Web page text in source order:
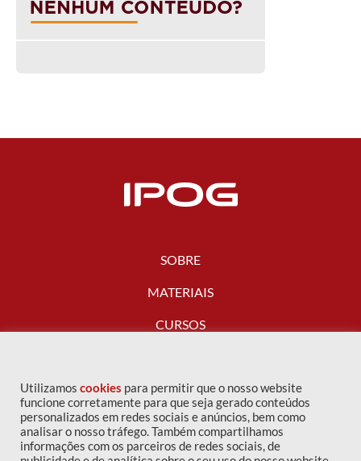
SOBRE
MATERIAIS
CURSOS
FALE CONOSCO
Utilizamos cookies para permitir que o nosso website
funcione corretamente para que seja gerado conteúdos
personalizados em redes sociais e anúncios, bem como
analisar o nosso tráfego. Também compartilhamos
informações com os parceiros de redes sociais, de